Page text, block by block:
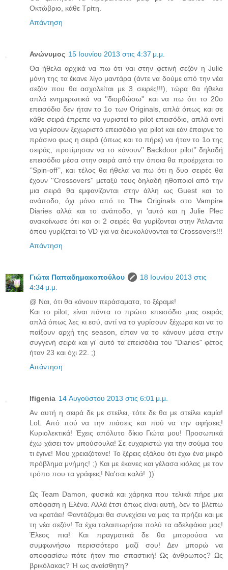
Οκτώβριο, κάθε Τρίτη.
Απάντηση
Ανώνυμος 15 Ιουνίου 2013 στις 4:37 μ.μ.
Θα ήθελα αρχικά να πω ότι ναι στην φετινή σεζόν η Julie
μόνη της τα έκανε λίγο μαντάρα (άντε να δούμε από την νέα
σεζόν που θα ασχολείται με 3 σειρές!!!), τώρα θα ήθελα
απλά ενημερωτικά να ''διορθώσω'' και να πω ότι το 20ο
επεισόδιο δεν ήταν το 1ο των Originals, απλά όπως και σε
κάθε σειρά έπρεπε να γυριστεί το pilot επεισόδιο, απλά αντί
να γυρίσουν ξεχωριστό επεισόδιο για pilot και εάν έπαιρνε το
πράσινο φως η σειρά (όπως και το πήρε) να ήταν το 1ο της
σειράς, προτίμησαν να το κάνουν’’ Backdoor pilot’’ δηλαδή
επεισόδιο μέσα στην σειρά από την όποια θα προέρχεται το
‘’Spin-off’’, και τέλος θα ήθελα να πω ότι η δυο σειρές θα
έχουν ''Crossovers'' μεταξύ τους δηλαδή ηθοποιοί από την
μια σειρά θα εμφανίζονται στην άλλη ως Guest και το
ανάποδο, όχι μόνο από το The Originals στο Vampire
Diaries αλλά και το ανάποδο, γι 'αυτό και η Julie Plec
ανακοίνωσε ότι και οι 2 σειρές θα γυρίζονται στην Άτλαντα
όπου γυρίζεται το VD για να διευκολύνονται τα Crossovers!!!
Απάντηση
Γιώτα Παπαδημακοπούλου
18 Ιουνίου 2013 στις
4:34 μ.μ.
@ Ναι, ότι θα κάνουν περάσαματα, το ξέραμε!
Και το pilot, είναι πάντα το πρώτο επεισόδιο μιας σειράς
απλά όπως λες κι εσύ, αντί να το γυρίσουν ξέχωρα και να το
παίξουν αρχή της season, είπαν να το κάνουν μέσα στην
συγγενή σειρά και γι' αυτό τα επεισόδια του "Diaries" φέτος
ήταν 23 και όχι 22. ;)
Απάντηση
Ifigenia 14 Αυγούστου 2013 στις 6:01 μ.μ.
Αν αυτή η σειρά δε με στείλει, τότε δε θα με στείλει καμία!
LoL Από πού να την πιάσεις και πού να την αφήσεις!
Κυριολεκτικά! Έχεις απόλυτο δίκιο Γιώτα μου! Προσωπικά
έχω χάσει τον μπούσουλα! Σε ευχαριστώ για την σούμα του
τι έγινε! Μου χρειαζότανε! Το ξέρεις εξάλου ότι έχω ένα μικρό
πρόβλημα μνήμης! ;) Και με έκανες και γέλασα κιόλας με τον
τρόπο που τα γράφεις! Να'σαι καλά! :))
Ως Team Damon, φυσικά και χάρηκα που τελικά πήρε μια
απόφαση η Ελένα. Αλλά έτσι όπως είναι αυτή, δεν το βλέπω
να κρατάει! Φαντάζομαι θα συνεχίσει να μας τα πρήζει και με
τη νέα σεζόν! Τα έχει ταλαιπωρήσει πολύ τα αδελφάκια μας!
Έλεος πια! Και πραγματικά δε θα μπορούσα να
συμφωνήσω περισσότερο μαζί σου! Δεν μπορώ να
αποφασίσω πότε ήταν πιο σπαστική! Ως άνθρωπος? Ως
βρικόλακας? Ή ως αναίσθητη?